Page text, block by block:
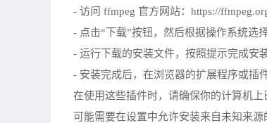
- 访问 ffmpeg 官方网站：https://
- 点击“下载”按钮，然后根据操作系统选
- 运行下载的安装文件，按照提示完成安装
- 安装完成后，在浏览器的扩展程序或插
在使用这些插件时，请确保你的计算机
可能需要在设置中允许安装来自未知来源